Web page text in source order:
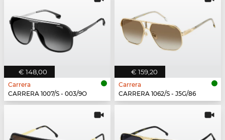
€ 148,00
Carrera
CARRERA 1007/S - 003/9O
€ 159,20
Carrera
CARRERA 1062/S - J5G/86